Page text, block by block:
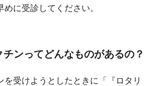
めに受診してください。
チンってどんなものがあるの？
を受けようとしたときに「『ロタリ